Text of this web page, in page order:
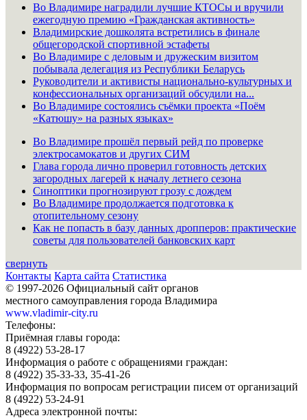
Во Владимире наградили лучшие КТОСы и вручили
ежегодную премию «Гражданская активность»
Владимирские дошколята встретились в финале
общегородской спортивной эстафеты
Во Владимире с деловым и дружеским визитом
побывала делегация из Республики Беларусь
Руководители и активисты национально-культурных и
конфессиональных организаций обсудили на...
Во Владимире состоялись съёмки проекта «Поём
«Катюшу» на разных языках»
Во Владимире прошёл первый рейд по проверке
электросамокатов и других СИМ
Глава города лично проверил готовность детских
загородных лагерей к началу летнего сезона
Синоптики прогнозируют грозу с дождем
Во Владимире продолжается подготовка к
отопительному сезону
Как не попасть в базу данных дропперов: практические
советы для пользователей банковских карт
свернуть
Контакты Карта сайта Статистика
© 1997-2026 Официальный сайт органов
местного самоуправления города Владимира
www.vladimir-city.ru
Телефоны:
Приёмная главы города:
8 (4922) 53-28-17
Информация о работе с обращениями граждан:
8 (4922) 35-33-33, 35-41-26
Информация по вопросам регистрации писем от организаций
8 (4922) 53-24-91
Адреса электронной почты: